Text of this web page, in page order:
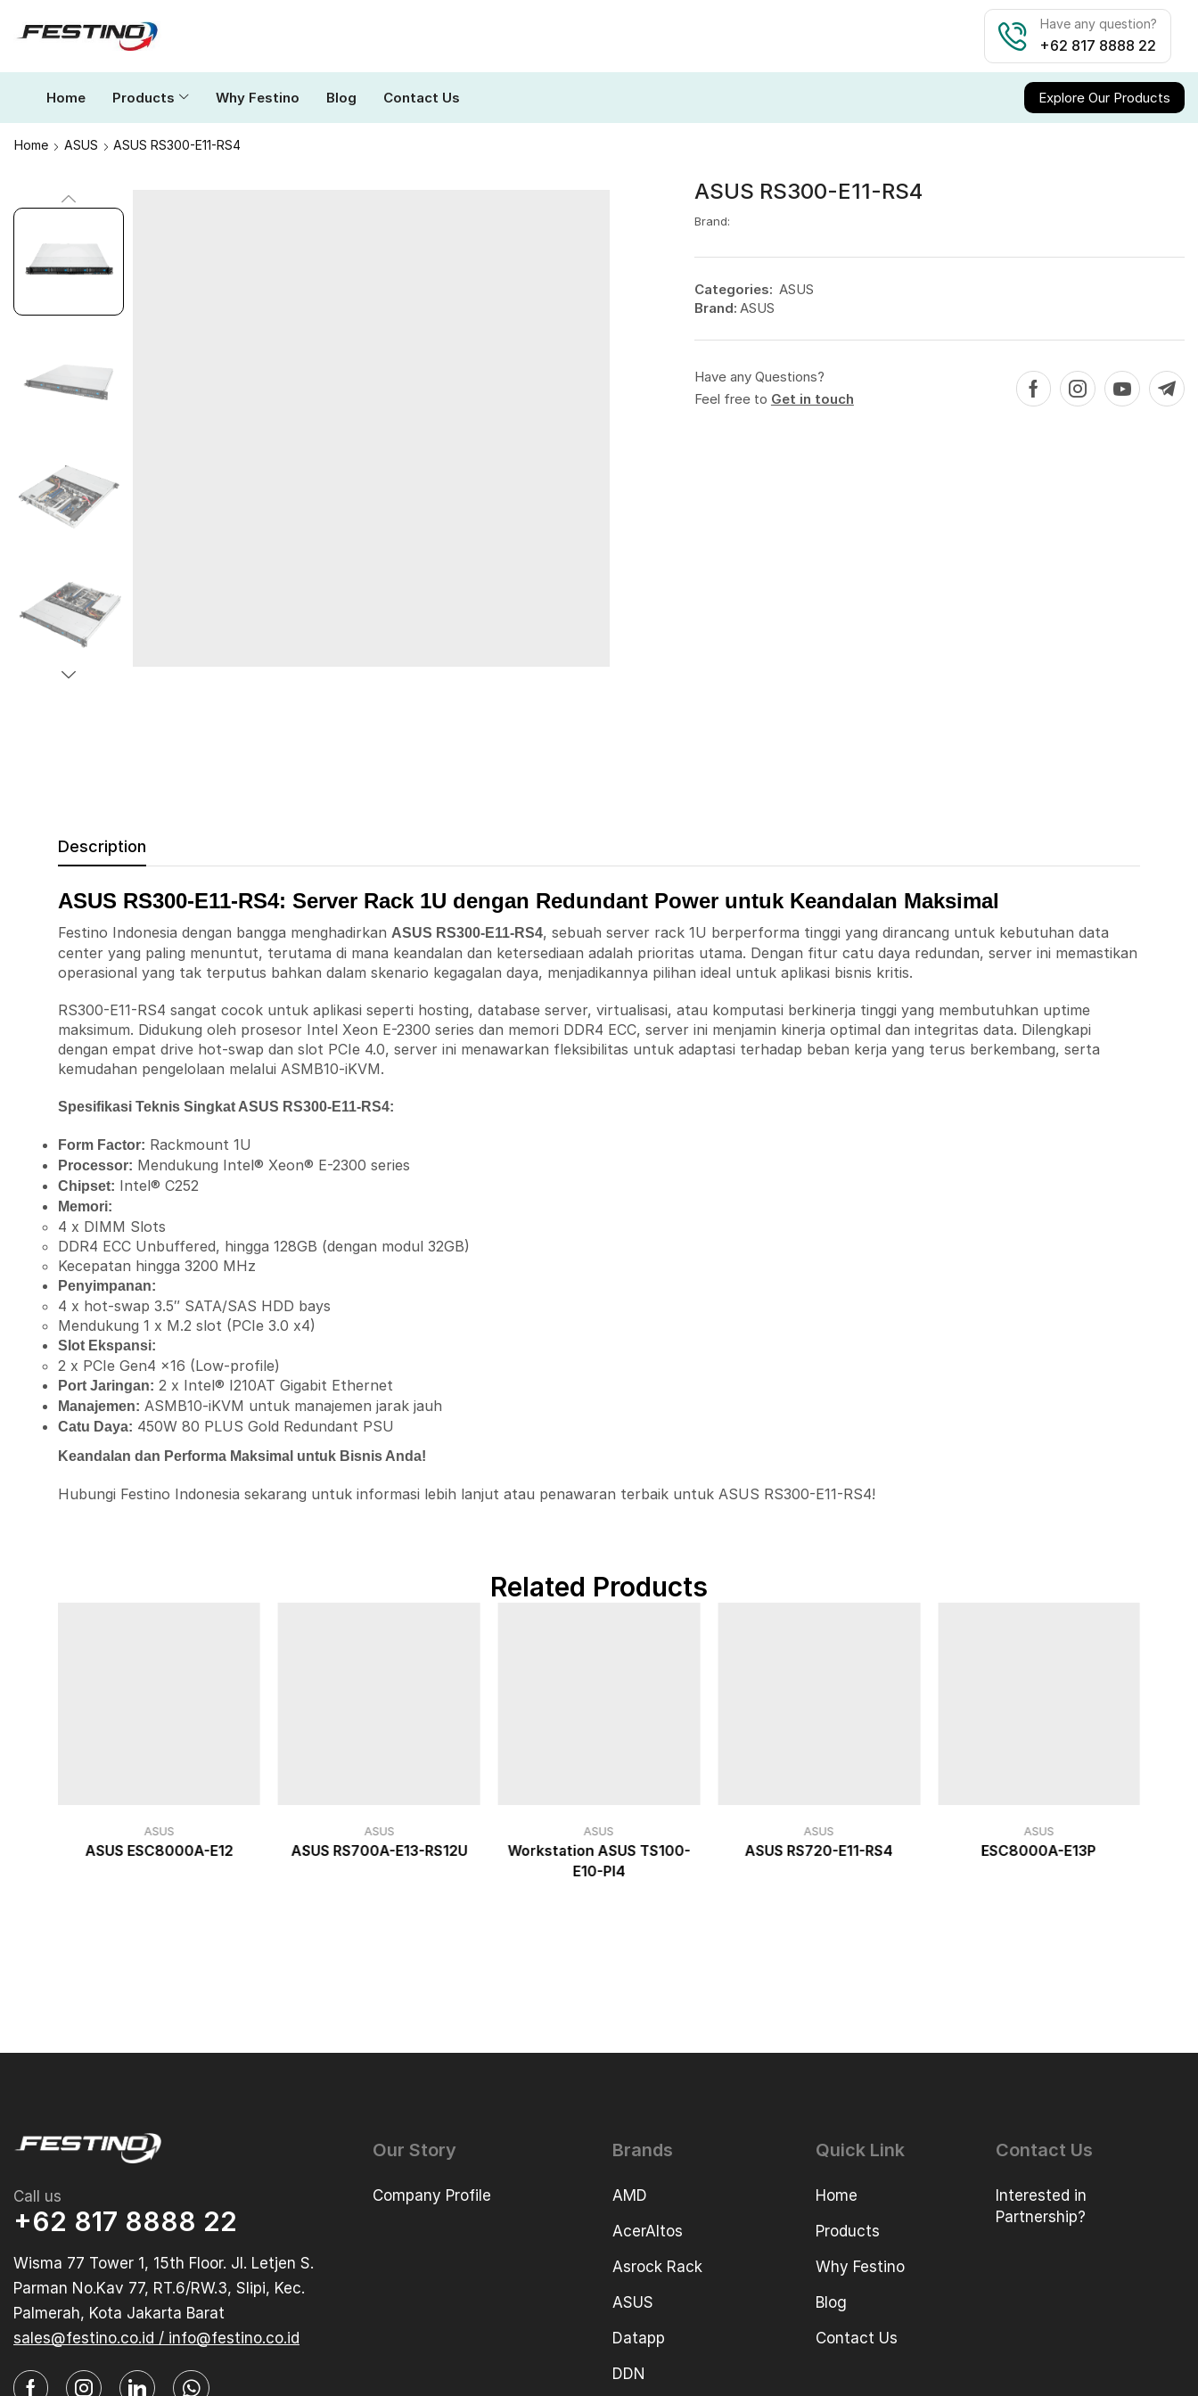
Have any question?
+62 817 8888 22
Home Products Why Festino Blog Contact Us Explore Our Products
Home ASUS ASUS RS300-E11-RS4
ASUS RS300-E11-RS4
Brand:
Categories: ASUS
Brand: ASUS
Have any Questions?
Feel free to Get in touch
Description
ASUS RS300-E11-RS4: Server Rack 1U dengan Redundant Power untuk Keandalan Maksimal
Festino Indonesia dengan bangga menghadirkan ASUS RS300-E11-RS4, sebuah server rack 1U berperforma tinggi yang dirancang untuk kebutuhan data
center yang paling menuntut, terutama di mana keandalan dan ketersediaan adalah prioritas utama. Dengan fitur catu daya redundan, server ini memastikan
operasional yang tak terputus bahkan dalam skenario kegagalan daya, menjadikannya pilihan ideal untuk aplikasi bisnis kritis.
RS300-E11-RS4 sangat cocok untuk aplikasi seperti hosting, database server, virtualisasi, atau komputasi berkinerja tinggi yang membutuhkan uptime
maksimum. Didukung oleh prosesor Intel Xeon E-2300 series dan memori DDR4 ECC, server ini menjamin kinerja optimal dan integritas data. Dilengkapi
dengan empat drive hot-swap dan slot PCIe 4.0, server ini menawarkan fleksibilitas untuk adaptasi terhadap beban kerja yang terus berkembang, serta
kemudahan pengelolaan melalui ASMB10-iKVM.
Spesifikasi Teknis Singkat ASUS RS300-E11-RS4:
Form Factor: Rackmount 1U
Processor: Mendukung Intel® Xeon® E-2300 series
Chipset: Intel® C252
Memori:
4 x DIMM Slots
DDR4 ECC Unbuffered, hingga 128GB (dengan modul 32GB)
Kecepatan hingga 3200 MHz
Penyimpanan:
4 x hot-swap 3.5″ SATA/SAS HDD bays
Mendukung 1 x M.2 slot (PCIe 3.0 x4)
Slot Ekspansi:
2 x PCIe Gen4 x16 (Low-profile)
Port Jaringan: 2 x Intel® I210AT Gigabit Ethernet
Manajemen: ASMB10-iKVM untuk manajemen jarak jauh
Catu Daya: 450W 80 PLUS Gold Redundant PSU
Keandalan dan Performa Maksimal untuk Bisnis Anda!
Hubungi Festino Indonesia sekarang untuk informasi lebih lanjut atau penawaran terbaik untuk ASUS RS300-E11-RS4!
Related Products
ASUS
ASUS ESC8000A-E12
ASUS
ASUS RS700A-E13-RS12U
ASUS
Workstation ASUS TS100-
E10-PI4
ASUS
ASUS RS720-E11-RS4
ASUS
ESC8000A-E13P
Call us
+62 817 8888 22
Wisma 77 Tower 1, 15th Floor. Jl. Letjen S.
Parman No.Kav 77, RT.6/RW.3, Slipi, Kec.
Palmerah, Kota Jakarta Barat
sales@festino.co.id / info@festino.co.id
Our Story
Company Profile
Brands
AMD
AcerAltos
Asrock Rack
ASUS
Datapp
DDN
Quick Link
Home
Products
Why Festino
Blog
Contact Us
Contact Us
Interested in
Partnership?